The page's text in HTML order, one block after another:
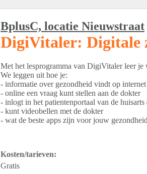
BplusC, locatie Nieuwstraat
DigiVitaler: Digitale
Met het lesprogramma van DigiVitaler leer
We leggen uit hoe je:
- informatie over gezondheid vindt op internet
- online een vraag kunt stellen aan de dokter
- inlogt in het patientenportaal van de
- kunt videobellen met de dokter
- wat de beste apps zijn voor jouw gezondheid
Kosten/tarieven:
Gratis